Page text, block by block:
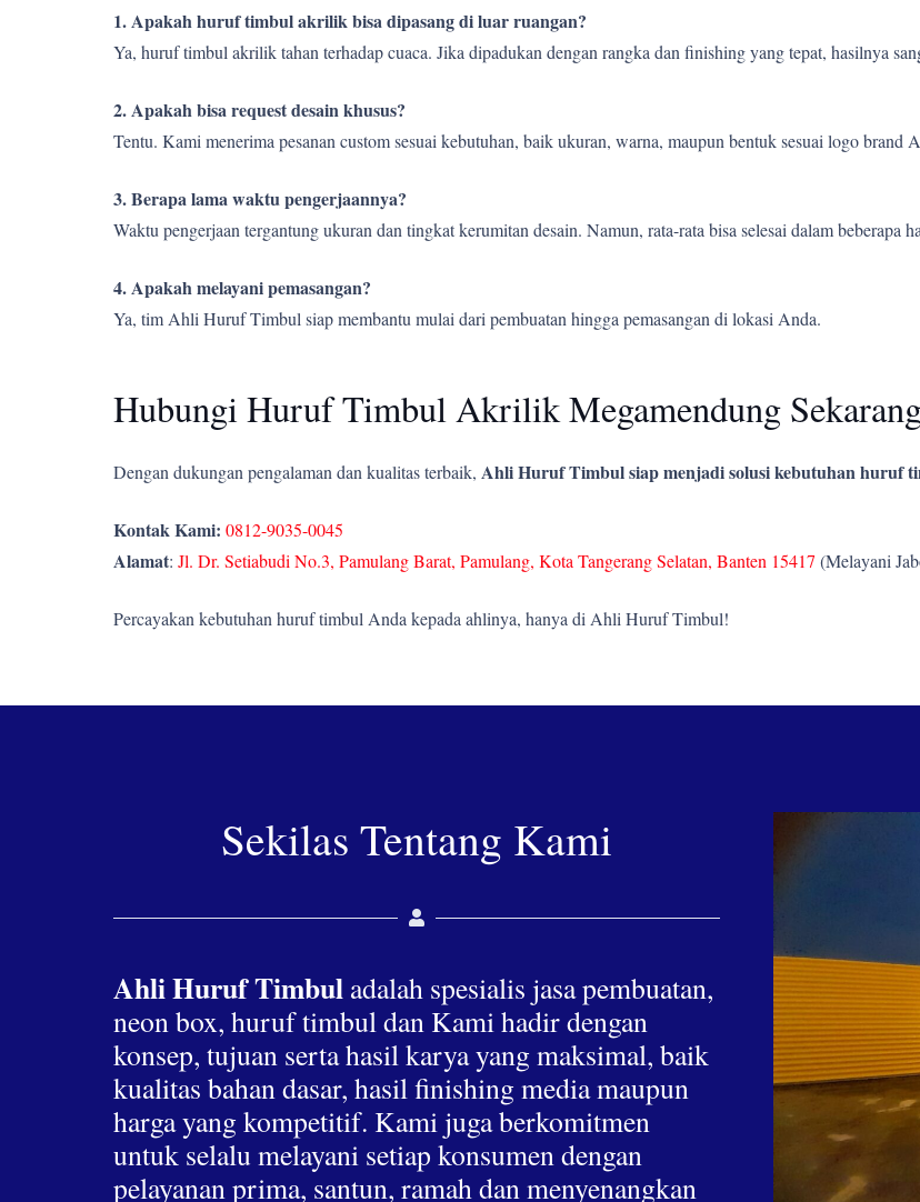
1. Apakah huruf timbul akrilik bisa dipasang di luar ruangan?
Ya, huruf timbul akrilik tahan terhadap cuaca. Jika dipadukan dengan rangka dan finishing yang tepat, hasilnya
2. Apakah bisa request desain khusus?
Tentu. Kami menerima pesanan custom sesuai kebutuhan, baik ukuran, warna, maupun bentuk sesuai logo brand
3. Berapa lama waktu pengerjaannya?
Waktu pengerjaan tergantung ukuran dan tingkat kerumitan desain. Namun, rata-rata bisa selesai dalam beberapa
4. Apakah melayani pemasangan?
Ya, tim Ahli Huruf Timbul siap membantu mulai dari pembuatan hingga pemasangan di lokasi Anda.
Hubungi Huruf Timbul Akrilik Megamendung
Dengan dukungan pengalaman dan kualitas terbaik, Ahli Huruf Timbul siap menjadi solusi kebutuhan huruf
Kontak Kami: 0812-9035-0045
Alamat: Jl. Dr. Setiabudi No.3, Pamulang Barat, Pamulang, Kota Tangerang Selatan, Banten 15417 (Melayani
Percayakan kebutuhan huruf timbul Anda kepada ahlinya, hanya di Ahli Huruf Timbul!
Sekilas Tentang Kami
Ahli Huruf Timbul adalah spesialis jasa pembuatan,
neon box, huruf timbul dan Kami hadir dengan
konsep, tujuan serta hasil karya yang maksimal, baik
kualitas bahan dasar, hasil finishing media maupun
harga yang kompetitif. Kami juga berkomitmen
untuk selalu melayani setiap konsumen dengan
pelayanan prima, santun, ramah dan menyenangkan